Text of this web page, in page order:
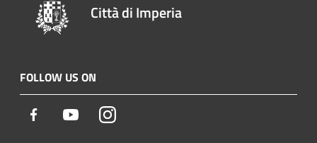
Città di Imperia
FOLLOW US ON
Facebook YoutubeInstagram